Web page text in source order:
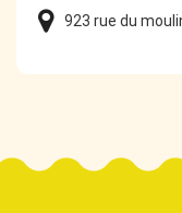
923 rue du